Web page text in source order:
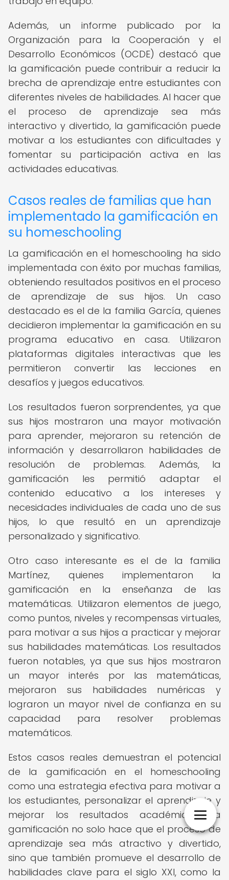
Además, un informe publicado por la
Organización para la Cooperación y el
Desarrollo Económicos (OCDE) destacó que
la gamificación puede contribuir a reducir la
brecha de aprendizaje entre estudiantes con
diferentes niveles de habilidades. Al hacer que
el proceso de aprendizaje sea más
interactivo y divertido, la gamificación puede
motivar a los estudiantes con dificultades y
fomentar su participación activa en las
actividades educativas.
Casos reales de familias que han
implementado la gamificación en
su homeschooling
La gamificación en el homeschooling ha sido
implementada con éxito por muchas familias,
obteniendo resultados positivos en el proceso
de aprendizaje de sus hijos. Un caso
destacado es el de la familia García, quienes
decidieron implementar la gamificación en su
programa educativo en casa. Utilizaron
plataformas digitales interactivas que les
permitieron convertir las lecciones en
desafíos y juegos educativos.
Los resultados fueron sorprendentes, ya que
sus hijos mostraron una mayor motivación
para aprender, mejoraron su retención de
información y desarrollaron habilidades de
resolución de problemas. Además, la
gamificación les permitió adaptar el
contenido educativo a los intereses y
necesidades individuales de cada uno de sus
hijos, lo que resultó en un aprendizaje
personalizado y significativo.
Otro caso interesante es el de la familia
Martínez, quienes implementaron la
gamificación en la enseñanza de las
matemáticas. Utilizaron elementos de juego,
como puntos, niveles y recompensas virtuales,
para motivar a sus hijos a practicar y mejorar
sus habilidades matemáticas. Los resultados
fueron notables, ya que sus hijos mostraron
un mayor interés por las matemáticas,
mejoraron sus habilidades numéricas y
lograron un mayor nivel de confianza en su
capacidad para resolver problemas
matemáticos.
Estos casos reales demuestran el potencial
de la gamificación en el homeschooling
como una estrategia efectiva para motivar a
los estudiantes, personalizar el aprendizaje y
mejorar los resultados académicos. La
gamificación no solo hace que el proceso de
aprendizaje sea más atractivo y divertido,
sino que también promueve el desarrollo de
habilidades clave para el siglo XXI, como la